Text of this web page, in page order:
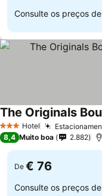
Consulte os preços de
3 EstrelasHotel
8,4 Muito boa 2.882
De € 76
Consulte os preços de